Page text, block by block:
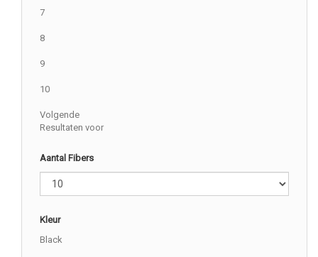
7
8
9
10
Volgende
Resultaten voor
Aantal Fibers
Kleur
Black